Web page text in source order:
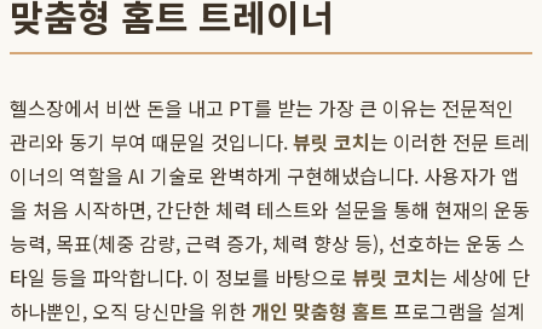
맞춤형 홈트 트레이너
헬스장에서 비싼 돈을 내고 PT를 받는 가장 큰 이유는 전문적인
관리와 동기 부여 때문일 것입니다.뷰릿 코치는 이러한 전문 트레
이너의 역할을 AI 기술로 완벽하게 구현해냈습니다. 사용자가 앱
을 처음 시작하면, 간단한 체력 테스트와 설문을 통해 현재의 운동
능력, 목표(체중 감량, 근력 증가, 체력 향상 등), 선호하는 운동 스
타일 등을 파악합니다. 이 정보를 바탕으로 뷰릿 코치는 세상에 단
하나뿐인, 오직 당신만을 위한개인 맞춤형 홈트 프로그램을 설계